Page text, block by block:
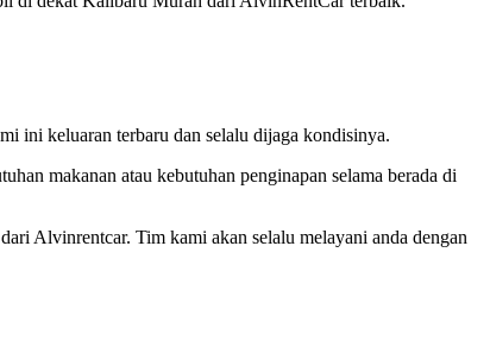
ini keluaran terbaru dan selalu dijaga kondisinya.
makanan atau kebutuhan penginapan selama berada di
Alvinrentcar. Tim kami akan selalu melayani anda dengan